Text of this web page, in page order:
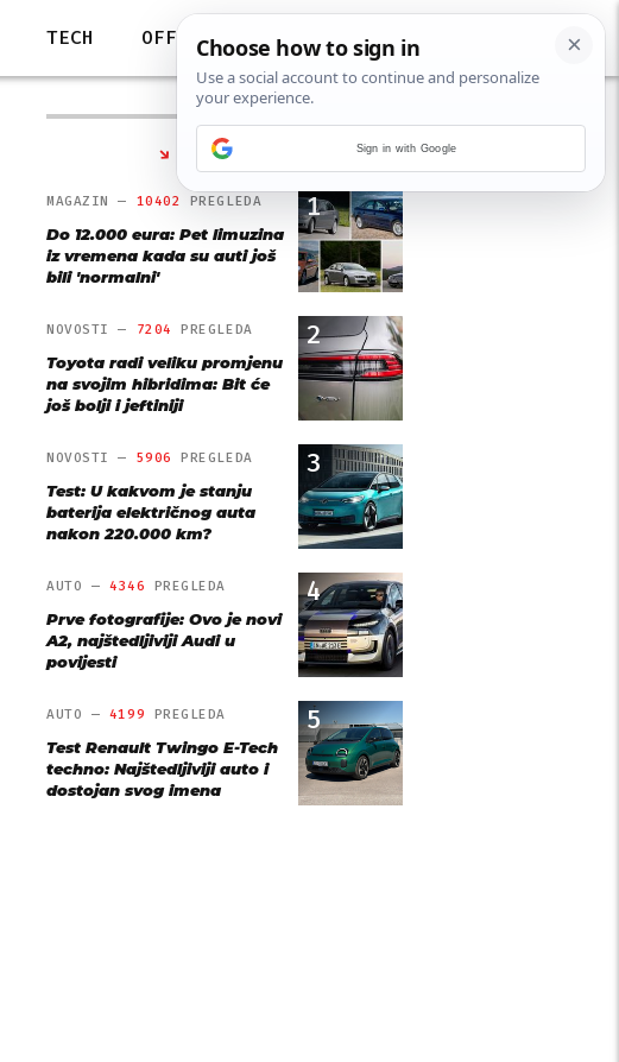
TECH OFF
NAJČITANIJE
1
MAGAZIN — 10402 PREGLEDA
Do 12.000 eura: Pet limuzina
iz vremena kada su auti još
bili 'normalni'
2
NOVOSTI — 7204 PREGLEDA
Toyota radi veliku promjenu
na svojim hibridima: Bit će
još bolji i jeftiniji
3
NOVOSTI — 5906 PREGLEDA
Test: U kakvom je stanju
baterija električnog auta
nakon 220.000 km?
4
AUTO — 4346 PREGLEDA
Prve fotografije: Ovo je novi
A2, najštedljiviji Audi u
povijesti
5
AUTO — 4199 PREGLEDA
Test Renault Twingo E-Tech
techno: Najštedljiviji auto i
dostojan svog imena
Sign in with Google